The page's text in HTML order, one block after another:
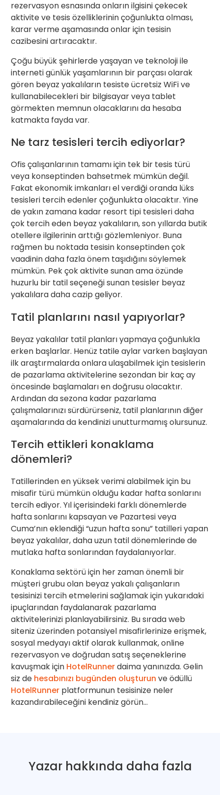
rezervasyon esnasında onların ilgisini çekecek
aktivite ve tesis özelliklerinin çoğunlukta olması,
karar verme aşamasında onlar için tesisin
cazibesini artıracaktır.
Çoğu büyük şehirlerde yaşayan ve teknoloji ile
interneti günlük yaşamlarının bir parçası olarak
gören beyaz yakalıların tesiste ücretsiz WiFi ve
kullanabilecekleri bir bilgisayar veya tablet
görmekten memnun olacaklarını da hesaba
katmakta fayda var.
Ne tarz tesisleri tercih ediyorlar?
Ofis çalışanlarının tamamı için tek bir tesis türü
veya konseptinden bahsetmek mümkün değil.
Fakat ekonomik imkanları el verdiği oranda lüks
tesisleri tercih edenler çoğunlukta olacaktır. Yine
de yakın zamana kadar resort tipi tesisleri daha
çok tercih eden beyaz yakalıların, son yıllarda butik
otellere ilgilerinin arttığı gözlemleniyor. Buna
rağmen bu noktada tesisin konseptinden çok
vaadinin daha fazla önem taşıdığını söylemek
mümkün. Pek çok aktivite sunan ama özünde
huzurlu bir tatil seçeneği sunan tesisler beyaz
yakalılara daha cazip geliyor.
Tatil planlarını nasıl yapıyorlar?
Beyaz yakalılar tatil planları yapmaya çoğunlukla
erken başlarlar. Henüz tatile aylar varken başlayan
ilk araştırmalarda onlara ulaşabilmek için tesislerin
de pazarlama aktivitelerine sezondan bir kaç ay
öncesinde başlamaları en doğrusu olacaktır.
Ardından da sezona kadar pazarlama
çalışmalarınızı sürdürürseniz, tatil planlarının diğer
aşamalarında da kendinizi unutturmamış olursunuz.
Tercih ettikleri konaklama
dönemleri?
Tatillerinden en yüksek verimi alabilmek için bu
misafir türü mümkün olduğu kadar hafta sonlarını
tercih ediyor. Yıl içerisindeki farklı dönemlerde
hafta sonlarını kapsayan ve Pazartesi veya
Cuma’nın eklendiği “uzun hafta sonu” tatilleri yapan
beyaz yakalılar, daha uzun tatil dönemlerinde de
mutlaka hafta sonlarından faydalanıyorlar.
Konaklama sektörü için her zaman önemli bir
müşteri grubu olan beyaz yakalı çalışanların
tesisinizi tercih etmelerini sağlamak için yukarıdaki
ipuçlarından faydalanarak pazarlama
aktivitelerinizi planlayabilirsiniz. Bu sırada web
siteniz üzerinden potansiyel misafirlerinize erişmek,
sosyal medyayı aktif olarak kullanmak, online
rezervasyon ve doğrudan satış seçeneklerine
kavuşmak için HotelRunnerdaima yanınızda. Gelin
siz de hesabınızı bugünden oluşturun ve ödüllü
HotelRunner platformunun tesisinize neler
kazandırabileceğini kendiniz görün…
Yazar hakkında daha fazla